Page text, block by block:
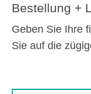
Bestellung +
Geben Sie Ihre
Sie auf die